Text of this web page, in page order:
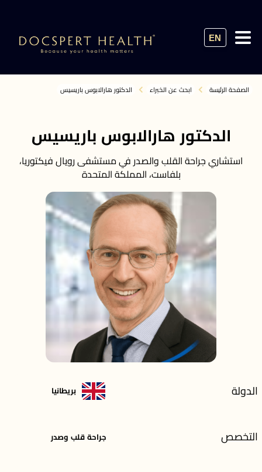
EN
الصفحة الرئيسة ابحث عن الخبراء الدكتور هارالابوس باريسيس
الدكتور هارالابوس باريسيس
استشاري جراحة القلب والصدر في مستشفى رويال فيكتوريا،
بلفاست، المملكة المتحدة
الدولة بريطانيا
التخصص جراحة قلب وصدر